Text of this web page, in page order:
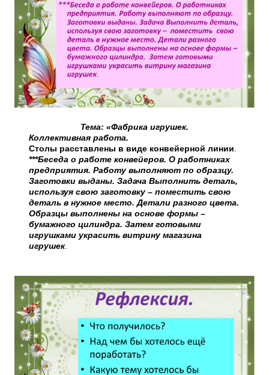
Тема: «Фабрика игрушек.
Коллективная работа.
Столы расставлены в виде конвейерной линии
***Беседа о работе конвейеров. О работниках
предприятия. Работу выполняют по образцу.
Заготовки выданы. Задача Выполнить деталь,
используя свою заготовку – поместить свою
деталь в нужное место. Детали разного цвета.
Образцы выполнены на основе формы –
бумажного цилиндра. Затем готовыми
игрушками украсить витрину магазина
игрушек.